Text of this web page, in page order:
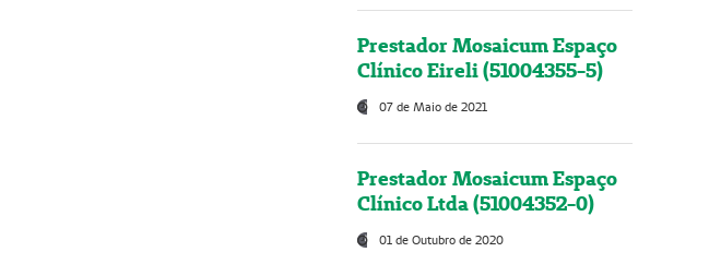
Prestador Mosaicum Espaço
Clínico Eireli (51004355-5)
07 de Maio de 2021
Prestador Mosaicum Espaço
Clínico Ltda (51004352-0)
01 de Outubro de 2020